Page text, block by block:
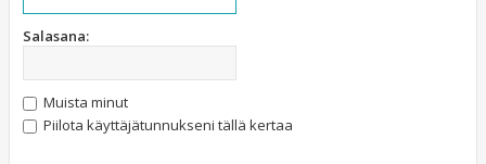
Salasana:
Muista minut
Piilota käyttäjätunnukseni tällä kertaa